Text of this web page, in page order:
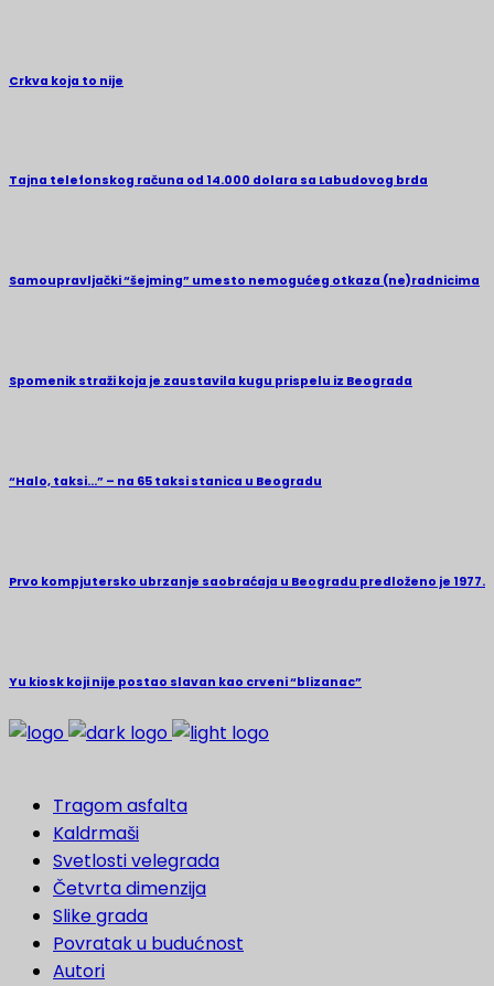
Crkva koja to nije
Tajna telefonskog računa od 14.000 dolara sa Labudovog brda
Samoupravljački “šejming” umesto nemogućeg otkaza (ne)radnicima
Spomenik straži koja je zaustavila kugu prispelu iz Beograda
“Halo, taksi…” – na 65 taksi stanica u Beogradu
Prvo kompjutersko ubrzanje saobraćaja u Beogradu predloženo je 1977.
Yu kiosk koji nije postao slavan kao crveni “blizanac”
Tragom asfalta
Kaldrmaši
Svetlosti velegrada
Četvrta dimenzija
Slike grada
Povratak u budućnost
Autori